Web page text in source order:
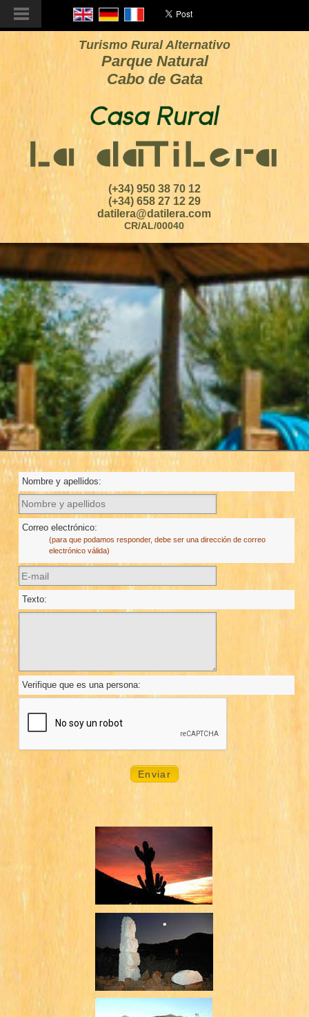
Turismo Rural Alternativo
Parque Natural
Cabo de Gata
(+34) 950 38 70 12
(+34) 658 27 12 29
datilera@datilera.com
CR/AL/00040
Nombre y apellidos:
Correo electrónico:
(para que podamos responder, debe ser una dirección de correo
electrónico válida)
Texto:
Verifique que es una persona: